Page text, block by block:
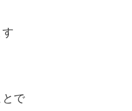
す
とで